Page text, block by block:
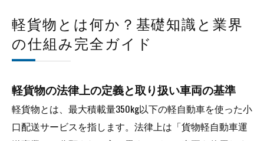
計画から運営まで
軽貨物業界の最新トレンド・将来性・働き方の
多様化
東京都で軽貨物が選ばれる理由について
東京都について
会社概要
軽貨物とは何か？基礎知識と業界
の仕組み完全ガイド
軽貨物の法律上の定義と取り扱い車両の基準
軽貨物とは、最大積載量350kg以下の軽自動車を使った小
口配送サービスを指します。法律上は「貨物軽自動車運